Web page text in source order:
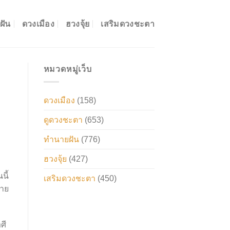
น ดวงเมือง ฮวงจุ้ย เสริมดวงชะตา
นี้
ย
หมวดหมู่เว็บ
ดวงเมือง (158)
ดูดวงชะตา (653)
ทำนายฝัน(776)
ฮวงจุ้ย (427)
เสริมดวงชะตา (450)